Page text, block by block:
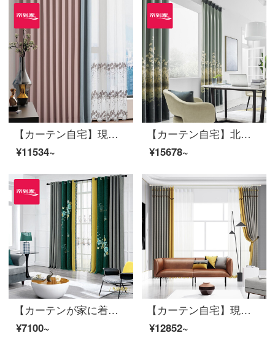
【カーテン自宅】現代簡単な仕上げのカーテンの高遮光純色少女パウダーの左右にはカーテンが付いています。リビングルームのカスタマイズ窓LDC 20 SSB-0201ノック/カーテンヘッドが含まれていません。（高さ2.6メートル以内で変更できます。）Lカーテンのセット/ダブルオープン（適用窓幅2.9-3.2メートル）
¥11534~
【カーテン自宅】北欧シームレスに新商品のカーテンをつなぎ、高精密カーテン製品の高遮光リビングルームで床窓LDC 20 SSA-1701 Sフック/カーテンヘッドなし(高さ2.6 m以内で変更可能)XLのカーテンセット/ダブルオープン(適用窓幅3.5-4.1 m)
¥15678~
【カーテンが家に着く】カーテン製品のブラインドロマンチック田園客間寝室シームレスにシェニールの高い遮光窓LDC 20 SSA-0101 Sフック（高さ2.6メートル以内で変更可能）Sブラインドセット/ダブルオープン（適用窓幅2-2.6メートル）
¥7100~
【カーテン自宅】現代の高遮光定型化はリビングルームに接ぎます。カーテンの完成品を簡単に予約したトッポギは床窓JBLW-006 Sフック/カーテンヘッドを含まない(高さ2.6メートル以内は変えられます)XLのカーテンセット/ダブルオープン(適用窓の幅4.1-1.4メートル)
¥12852~